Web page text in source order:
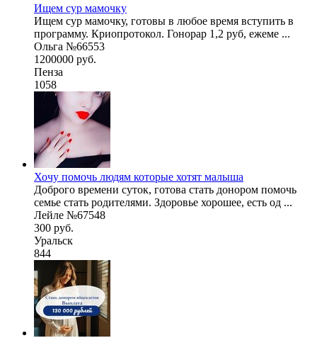
Ищем сур мамочку
Ищем сур мамочку, готовы в любое время вступить в
программу. Криопротокол. Гонорар 1,2 руб, ежеме ...
Ольга №66553
1200000 руб.
Пенза
1058
Хочу помочь людям которые хотят малыша
Доброго времени суток, готова стать донором помочь
семье стать родителями. Здоровье хорошее, есть од ...
Лейле №67548
300 руб.
Уральск
844